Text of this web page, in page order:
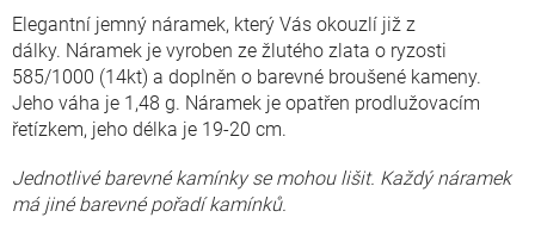
Elegantní jemný náramek, který Vás okouzlí již z
dálky. Náramek je vyroben ze žlutého zlata o ryzosti
585/1000 (14kt) a doplněn o barevné broušené kameny.
Jeho váha je 1,48 g. Náramek je opatřen prodlužovacím
řetízkem, jeho délka je 19-20 cm.
Jednotlivé barevné kamínky se mohou lišit. Každý náramek
má jiné barevné pořadí kamínků.